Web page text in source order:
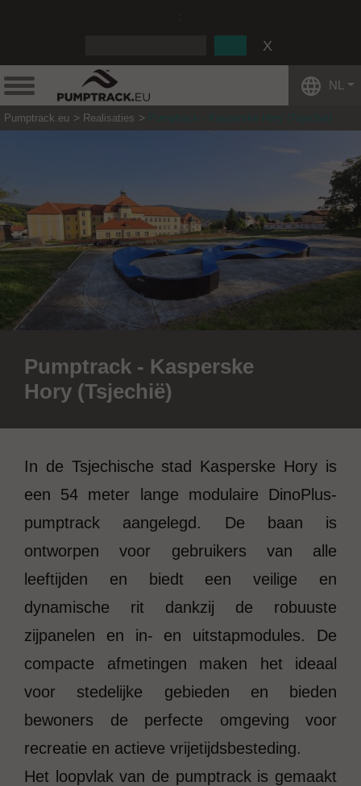
NL
Pumptrack.eu Realisaties Pumptrack - Kasperske Hory (Tsjechië)
Pumptrack - Kasperske
Hory (Tsjechië)
In de Tsjechische stad Kasperske Hory is
een 54 meter lange modulaire DinoPlus-
pumptrack aangelegd. De baan is
ontworpen voor gebruikers van alle
leeftijden en biedt een veilige en
dynamische rit dankzij de robuuste
zijpanelen en in- en uitstapmodules. De
compacte afmetingen maken het ideaal
voor stedelijke gebieden en bieden
bewoners de perfecte omgeving voor
recreatie en actieve vrijetijdsbesteding.
Het loopvlak van de pumptrack is gemaakt